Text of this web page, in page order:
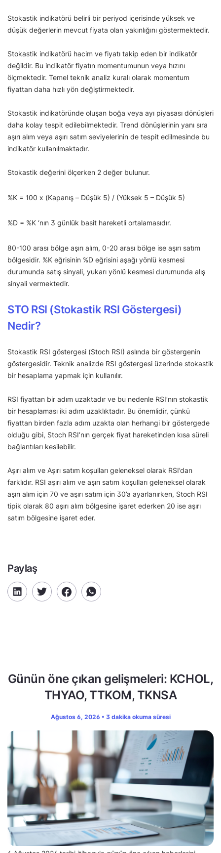
Stokastik indikatörü belirli bir periyod içerisinde yüksek ve
düşük değerlerin mevcut fiyata olan yakınlığını göstermektedir.
Stokastik indikatörü hacim ve fiyatı takip eden bir indikatör
değildir. Bu indikatör fiyatın momentumunun veya hızını
ölçmektedir. Temel teknik analiz kuralı olarak momentum
fiyattan daha hızlı yön değiştirmektedir.
Stokastik indikatöründe oluşan boğa veya ayı piyasası dönüşleri
daha kolay tespit edilebilmektedir. Trend dönüşlerinin yanı sıra
aşırı alım veya aşırı satım seviyelerinin de tespit edilmesinde bu
indikatör kullanılmaktadır.
Stokastik değerini ölçerken 2 değer bulunur.
%K = 100 x (Kapanış – Düşük 5) / (Yüksek 5 – Düşük 5)
%D = %K ‘nın 3 günlük basit hareketli ortalamasıdır.
80-100 arası bölge aşırı alım, 0-20 arası bölge ise aşırı satım
bölgesidir. %K eğrisinin %D eğrisini aşağı yönlü kesmesi
durumunda satış sinyali, yukarı yönlü kesmesi durumunda alış
sinyali vermektedir.
STO RSI (Stokastik RSI Göstergesi)
Nedir?
Stokastik RSI göstergesi (Stoch RSI) aslında bir göstergenin
göstergesidir. Teknik analizde RSI göstergesi üzerinde stokastik
bir hesaplama yapmak için kullanılır.
RSI fiyattan bir adım uzaktadır ve bu nedenle RSI’nın stokastik
bir hesaplaması iki adım uzaklıktadır. Bu önemlidir, çünkü
fiyattan birden fazla adım uzakta olan herhangi bir göstergede
olduğu gibi, Stoch RSI’nın gerçek fiyat hareketinden kısa süreli
bağlantıları kesilebilir.
Aşırı alım ve Aşırı satım koşulları geleneksel olarak RSI’dan
farklıdır. RSI aşırı alım ve aşırı satım koşulları geleneksel olarak
aşırı alım için 70 ve aşırı satım için 30’a ayarlanırken, Stoch RSI
tipik olarak 80 aşırı alım bölgesine işaret ederken 20 ise aşırı
satım bölgesine işaret eder.
Paylaş
Günün öne çıkan gelişmeleri: KCHOL,
THYAO, TTKOM, TKNSA
Ağustos 6, 2026 • 3 dakika okuma süresi